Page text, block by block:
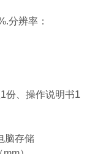
分辨率：
份、操作说明书1
脑存储